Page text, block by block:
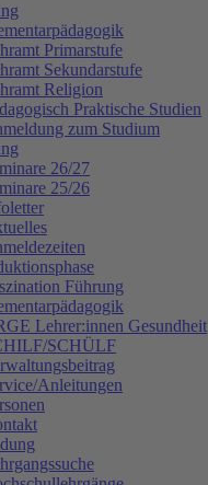
Primarstufe
Sekundarstufe
Religion
Praktische Studien
zum Studium
26/27
25/26
Führung
Lehrer:innen Gesundheit
SCHÜLF
Anleitungen